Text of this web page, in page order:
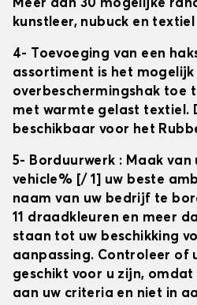
Meer dan 30 mogelijke
kunstleer, nubuck en textiel
4- Toevoeging van een
assortiment is het
overbeschermingshak toe
met warmte gelast textiel.
beschikbaar voor het
5- Borduurwerk : Maak
vehicle% [/ 1] uw beste
naam van uw bedrijf te
11 draadkleuren en meer
staan tot uw beschikking
aanpassing. Controleer of
geschikt voor u zijn,
aan uw criteria en niet in